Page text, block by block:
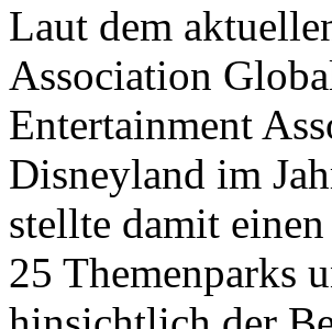
Laut dem
Association
Entertainment
Disneyland im
stellte damit
25 Themenparks